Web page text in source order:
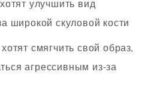
улучшить вид
широкой скуловой кости
смягчить свой образ,
агрессивным из-за